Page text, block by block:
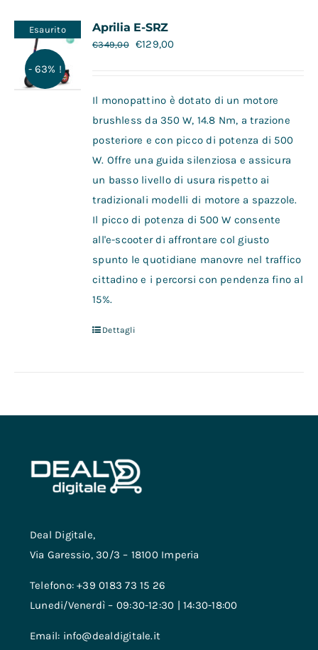
Contatti
Esaurito
- 63% !
Aprilia E-SRZ
€349,00 €129,00
Il monopattino è dotato di un motore
brushless da 350 W, 14.8 Nm, a trazione
posteriore e con picco di potenza di 500
W. Offre una guida silenziosa e assicura
un basso livello di usura rispetto ai
tradizionali modelli di motore a spazzole.
Il picco di potenza di 500 W consente
all'e-scooter di affrontare col giusto
spunto le quotidiane manovre nel traffico
cittadino e i percorsi con pendenza fino al
15%.
Dettagli
Deal Digitale,
Via Garessio, 30/3 – 18100 Imperia
Telefono: +39 0183 73 15 26
Lunedi/Venerdì – 09:30-12:30 | 14:30-18:00
Email: info@dealdigitale.it